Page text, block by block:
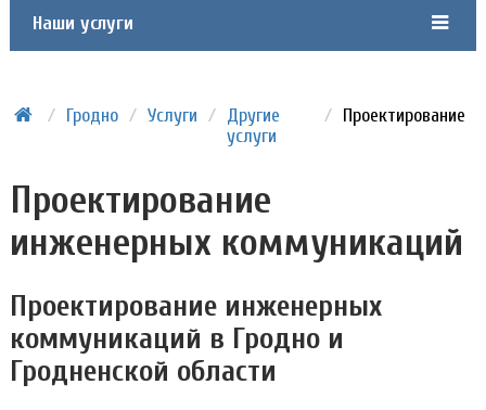
Наши услуги
/ Гродно / Услуги / Другие
услуги
/ Проектирование
Проектирование
инженерных коммуникаций
Проектирование инженерных
коммуникаций в Гродно и
Гродненской области